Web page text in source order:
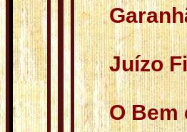
Juízo
O Bem